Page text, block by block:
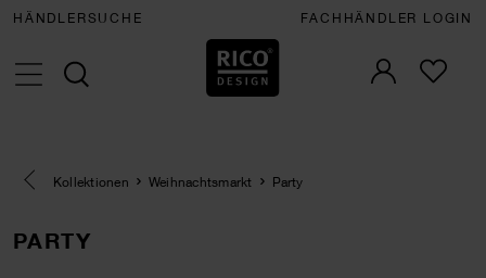
HÄNDLERSUCHE FACHHÄNDLER LOGIN
Eine Kategorie zurück navigieren
Kollektionen Weihnachtsmarkt Party
PARTY